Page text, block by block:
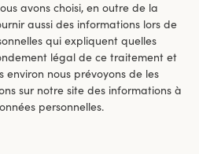
avons choisi, en outre de la
aussi des informations lors de
qui expliquent quelles
légal de ce traitement et
nous prévoyons de les
sur notre site des informations à
personnelles.